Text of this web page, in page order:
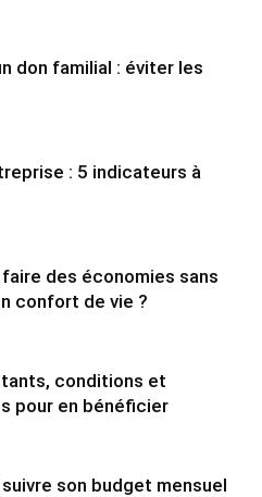
don familial : éviter les
: 5 indicateurs à
des économies sans
confort de vie ?
conditions et
pour en bénéficier
son budget mensuel